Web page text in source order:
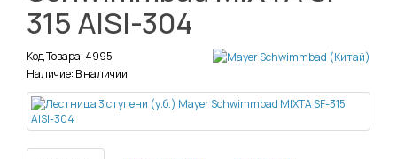
315 AISI-304
Код Товара: 4995
Наличие: В наличии